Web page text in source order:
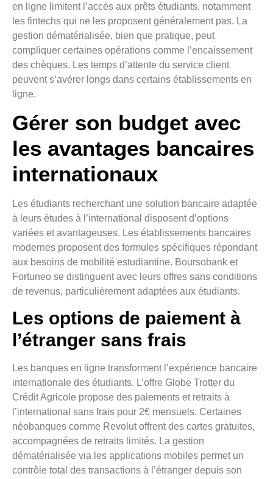
en ligne limitent l’accès aux prêts étudiants, notamment
les fintechs qui ne les proposent généralement pas. La
gestion dématérialisée, bien que pratique, peut
compliquer certaines opérations comme l’encaissement
des chèques. Les temps d’attente du service client
peuvent s’avérer longs dans certains établissements en
ligne.
Gérer son budget avec
les avantages bancaires
internationaux
Les étudiants recherchant une solution bancaire adaptée
à leurs études à l’international disposent d’options
variées et avantageuses. Les établissements bancaires
modernes proposent des formules spécifiques répondant
aux besoins de mobilité estudiantine. Boursobank et
Fortuneo se distinguent avec leurs offres sans conditions
de revenus, particulièrement adaptées aux étudiants.
Les options de paiement à
l’étranger sans frais
Les banques en ligne transforment l’expérience bancaire
internationale des étudiants. L’offre Globe Trotter du
Crédit Agricole propose des paiements et retraits à
l’international sans frais pour 2€ mensuels. Certaines
néobanques comme Revolut offrent des cartes gratuites,
accompagnées de retraits limités. La gestion
dématérialisée via les applications mobiles permet un
contrôle total des transactions à l’étranger depuis son